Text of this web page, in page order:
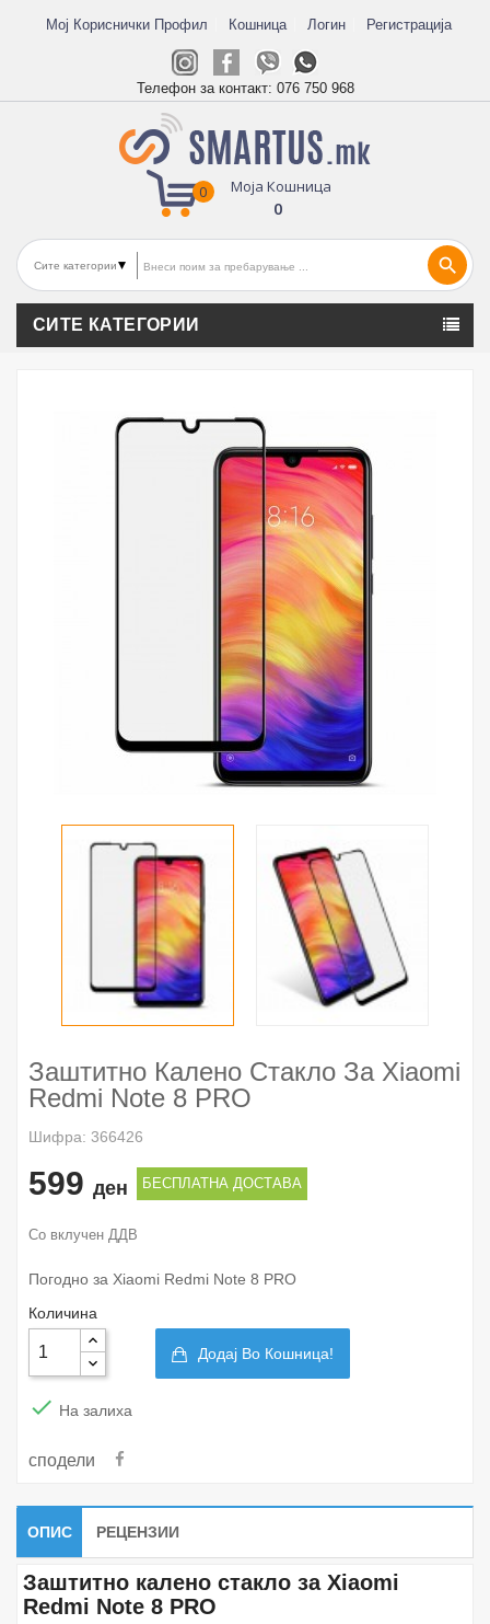
Мој Кориснички Профил Кошница Логин Регистрација
Телефон за контакт: 076 750 968
Моја Кошница
0
0
search
СИТЕ КАТЕГОРИИ
Заштитно Калено Стакло За Xiaomi
Redmi Note 8 PRO
Шифра: 366426
599 ден БЕСПЛАТНА ДОСТАВА
Со вклучен ДДВ
Погодно за Xiaomi Redmi Note 8 PRO
Количина
Додај Во Кошница!
 На залиха
сподели
ОПИС РЕЦЕНЗИИ
Заштитно калено стакло за Xiaomi
Redmi Note 8 PRO